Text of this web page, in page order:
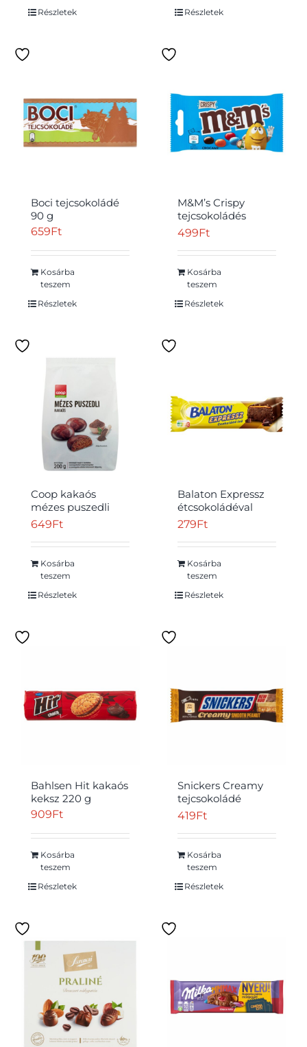
Részletek
Részletek
Boci tejcsokoládé
90 g
659Ft
Kosárba
teszem
Részletek
M&M’s Crispy
tejcsokoládés
drazsé
ropogós rizzsel a
közepén 36 g
499Ft
Kosárba
teszem
Részletek
Coop kakaós
mézes puszedli
200 g
649Ft
Kosárba
teszem
Részletek
Balaton Expressz
étcsokoládéval
mártott csokoládé
karamellel 35 g
279Ft
Kosárba
teszem
Részletek
Bahlsen Hit kakaós
keksz 220 g
909Ft
Kosárba
teszem
Részletek
Snickers Creamy
tejcsokoládé
földimogyorókrémmel
18,25 g (36,5 g)
419Ft
Kosárba
teszem
Részletek